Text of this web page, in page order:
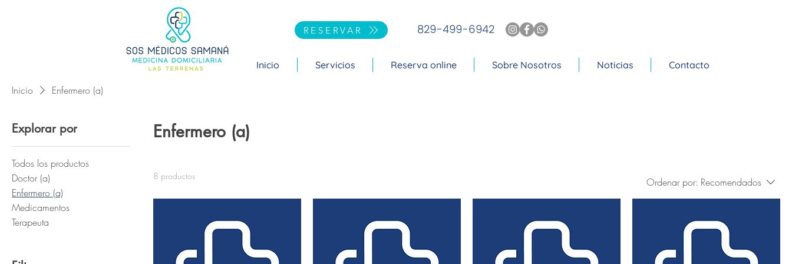
RESERVAR 829-499-6942
Inicio Servicios Reserva online Sobre Nosotros Noticias Contacto
Inicio Enfermero (a)
Explorar por
Todos los productos
Doctor (a)
Enfermero (a)
Medicamentos
Terapeuta
Enfermero (a)
8 productos Ordenar por: Recomendados